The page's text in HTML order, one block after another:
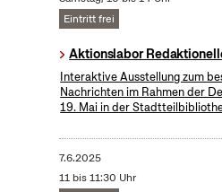
Eintritt frei
Aktionslabor
Interaktive Ausstellung zum
Nachrichten im Rahmen der
19. Mai in der
7.6.2025
11 bis 11:30 Uhr